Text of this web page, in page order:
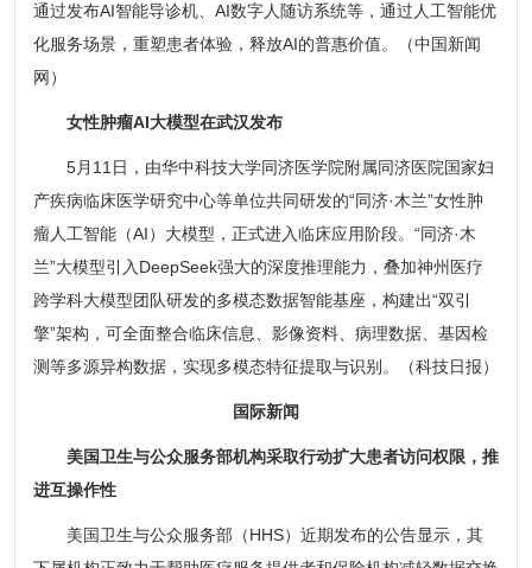
通过发布AI智能导诊机、AI数字人随访系统等，通过人工智能优
化服务场景，重塑患者体验，释放AI的普惠价值。（中国新闻
网）
女性肿瘤AI大模型在武汉发布
5月11日，由华中科技大学同济医学院附属同济医院国家妇
产疾病临床医学研究中心等单位共同研发的“同济·木兰”女性肿
瘤人工智能（AI）大模型，正式进入临床应用阶段。“同济·木
兰”大模型引入DeepSeek强大的深度推理能力，叠加神州医疗
跨学科大模型团队研发的多模态数据智能基座，构建出“双引
擎”架构，可全面整合临床信息、影像资料、病理数据、基因检
测等多源异构数据，实现多模态特征提取与识别。（科技日报）
国际新闻
美国卫生与公众服务部机构采取行动扩大患者访问权限，推
进互操作性
美国卫生与公众服务部（HHS）近期发布的公告显示，其